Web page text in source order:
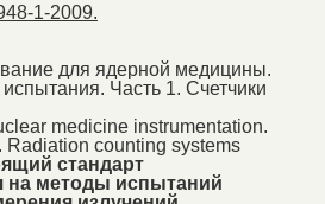
1-2009.
для ядерной медицины.
Часть 1. Счетчики
medicine instrumentation.
Radiation counting systems
стандарт
на методы испытаний